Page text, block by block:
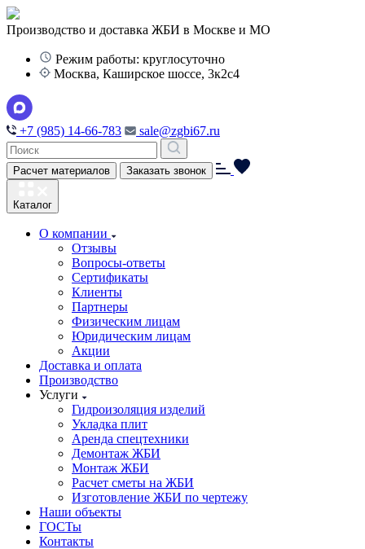
Производство и доставка ЖБИ в Москве и МО
Режим работы: круглосуточно
Москва, Каширское шоссе, 3к2с4
+7 (985) 14-66-783 sale@zgbi67.ru
Расчет материалов Заказать звонок
Каталог
О компании
Отзывы
Вопросы-ответы
Сертификаты
Клиенты
Партнеры
Физическим лицам
Юридическим лицам
Акции
Доставка и оплата
Производство
Услуги
Гидроизоляция изделий
Укладка плит
Аренда спецтехники
Демонтаж ЖБИ
Монтаж ЖБИ
Расчет сметы на ЖБИ
Изготовление ЖБИ по чертежу
Наши объекты
ГОСТы
Контакты